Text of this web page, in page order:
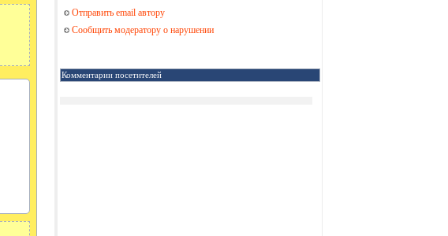
Отправить email автору
Сообщить модератору о нарушении
Комментарии посетителей